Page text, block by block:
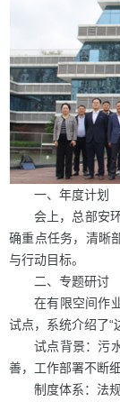
一、年度计划
会上，总部安
确重点任务，清晰
与行动目标。
二、专题研讨
在有限空间作
试点，系统介绍了“
试点背景：污
善，工作部署不断
制度体系：法